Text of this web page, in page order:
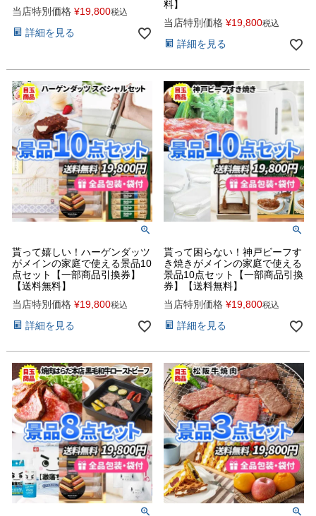
当店特別価格 ¥19,800税込
詳細を見る
料】
当店特別価格 ¥19,800税込
詳細を見る
貰って嬉しい！ハーゲンダッツ
がメインの家庭で使える景品10
点セット【一部商品引換券】
【送料無料】
当店特別価格 ¥19,800税込
詳細を見る
貰って困らない！神戸ビーフす
き焼きがメインの家庭で使える
景品10点セット【一部商品引換
券】【送料無料】
当店特別価格 ¥19,800税込
詳細を見る